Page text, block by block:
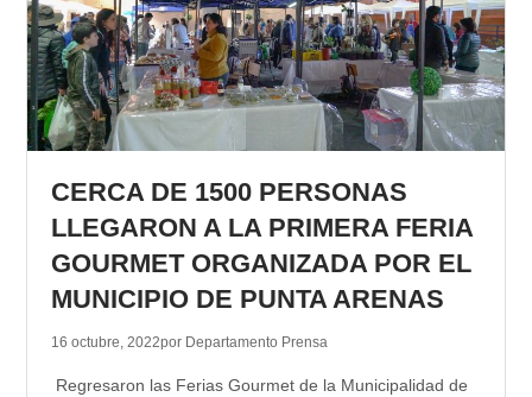
CERCA DE 1500 PERSONAS
LLEGARON A LA PRIMERA FERIA
GOURMET ORGANIZADA POR EL
MUNICIPIO DE PUNTA ARENAS
16 octubre, 2022por Departamento Prensa
Regresaron las Ferias Gourmet de la Municipalidad de